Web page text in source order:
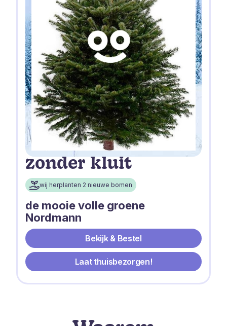
zonder kluit
wij herplanten 2 nieuwe bomen
de mooie volle groene
Nordmann
Bekijk & Bestel
Laat thuisbezorgen!